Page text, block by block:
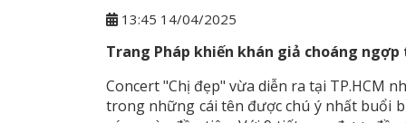
13:45 14/04/2025
Trang Pháp khiến khán giả choáng
Concert "Chị đẹp" vừa diễn ra tại TP.HCM
trong những cái tên được chú ý nhất buổi